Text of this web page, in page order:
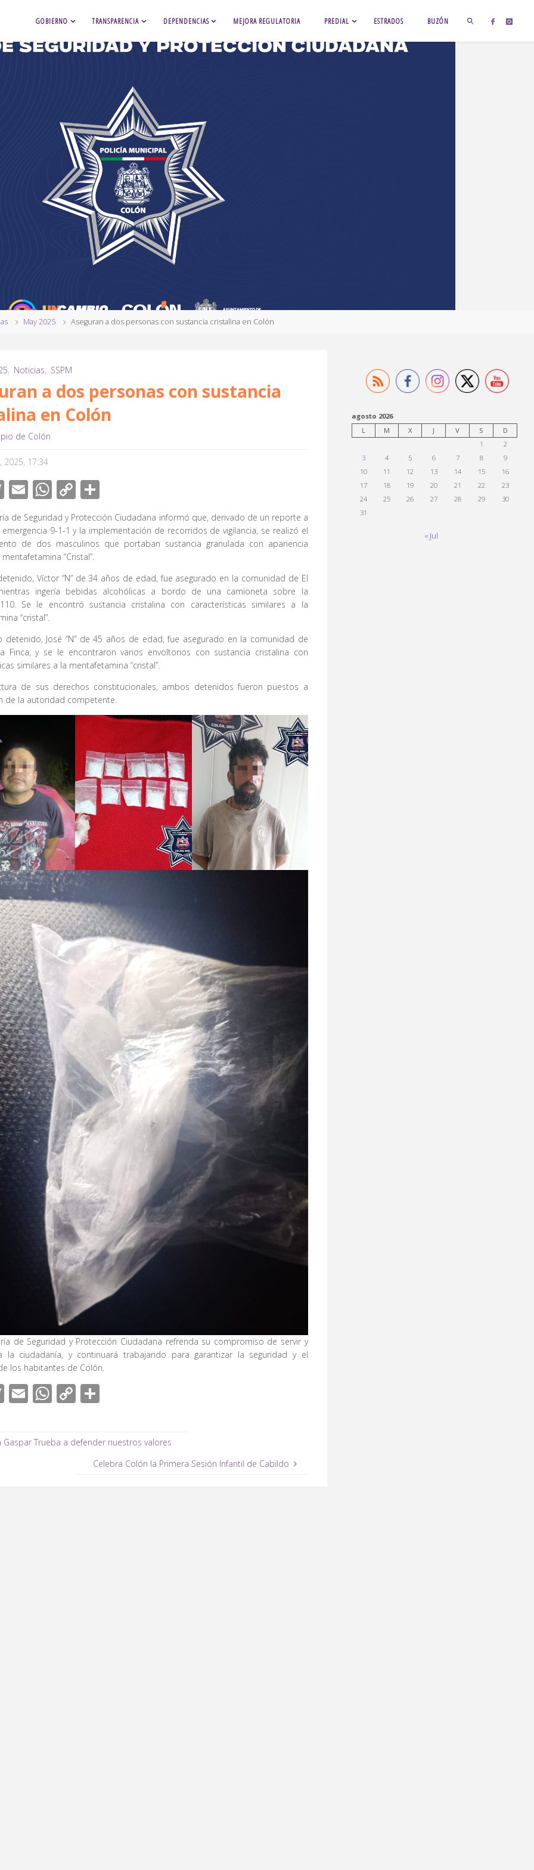
GOBIERNO TRANSPARENCIA DEPENDENCIAS MEJORA REGULATORIA PREDIAL ESTRADOS BUZÓN
May 2025 Aseguran a dos personas con sustancia cristalina en Colón
, Noticias, SSPM
a dos personas con sustancia
en Colón
de Colón
2025, 17:34
T
wi
tt
er
E
ail
W
h
at
s
A
p
p
C
o
p
y
Li
n
k
o
m
p
tir
de Seguridad y Protección Ciudadana informó que, derivado de un reporte a
9-1-1 y la implementación de recorridos de vigilancia, se realizó el
de dos masculinos que portaban sustancia granulada con apariencia
“Cristal”.
Víctor “N” de 34 años de edad, fue asegurado en la comunidad de El
ingería bebidas alcohólicas a bordo de una camioneta sobre la
Se le encontró sustancia cristalina con características similares a la
“cristal”.
detenido, José “N” de 45 años de edad, fue asegurado en la comunidad de
Finca, y se le encontraron varios envoltorios con sustancia cristalina con
similares a la mentafetamina “cristal”.
de sus derechos constitucionales, ambos detenidos fueron puestos a
de la autoridad competente.
de Seguridad y Protección Ciudadana refrenda su compromiso de servir y
la ciudadanía, y continuará trabajando para garantizar la seguridad y el
los habitantes de Colón.
T
er
E W
s
C
y p
ar
Gaspar Trueba a defender nuestros valores
Celebra Colón la Primera Sesión Infantil de Cabildo
agosto 2026
L
M X J V S
D
1
2
3
4 5 6 7 8
9
10
11 12 13 14 15
16
17
18 19 20 21 22
23
24
25 26 27 28 29
30
31
« Jul